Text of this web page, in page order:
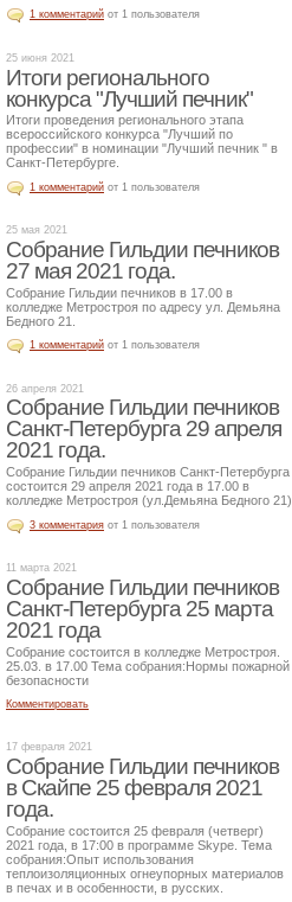
1 комментарий от 1 пользователя
25 июня 2021
Итоги регионального
конкурса "Лучший печник"
Итоги проведения регионального этапа
всероссийского конкурса "Лучший по
профессии" в номинации "Лучший печник " в
Санкт-Петербурге.
1 комментарий от 1 пользователя
25 мая 2021
Собрание Гильдии печников
27 мая 2021 года.
Собрание Гильдии печников в 17.00 в
колледже Метростроя по адресу ул. Демьяна
Бедного 21.
1 комментарий от 1 пользователя
26 апреля 2021
Собрание Гильдии печников
Санкт-Петербурга 29 апреля
2021 года.
Собрание Гильдии печников Санкт-Петербурга
состоится 29 апреля 2021 года в 17.00 в
колледже Метростроя (ул.Демьяна Бедного 21)
3 комментария от 1 пользователя
11 марта 2021
Собрание Гильдии печников
Санкт-Петербурга 25 марта
2021 года
Собрание состоится в колледже Метростроя.
25.03. в 17.00 Тема собрания:Нормы пожарной
безопасности
Комментировать
17 февраля 2021
Собрание Гильдии печников
в Скайпе 25 февраля 2021
года.
Собрание состоится 25 февраля (четверг)
2021 года, в 17:00 в программе Skype. Тема
собрания:Опыт использования
теплоизоляционных огнеупорных материалов
в печах и в особенности, в русских.